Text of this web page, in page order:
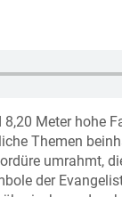
8,20 Meter hohe
Themen
umrahmt,
der